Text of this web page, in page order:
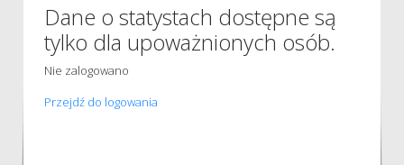
Dane o statystach dostępne są
tylko dla upoważnionych osób.
Nie zalogowano
Przejdź do logowania